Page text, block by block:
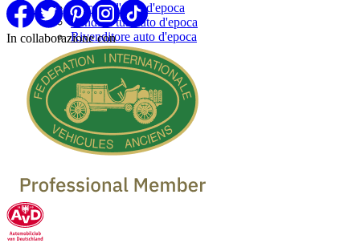
Marche d'auto d'epoca
Vendi la tua auto d'epoca
Rivenditore auto d'epoca
In collaborazione con